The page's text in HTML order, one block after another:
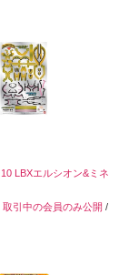
LBXエルシオン&ミネ
取引中の会員のみ公開 /